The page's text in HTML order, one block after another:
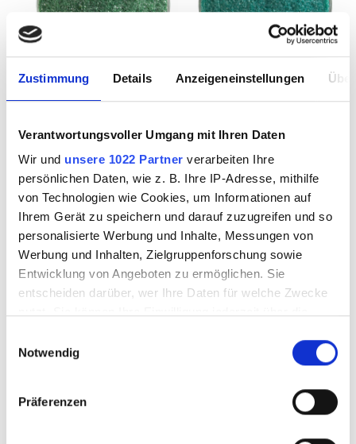
Zustimmung Details Anzeigeneinstellungen
Verantwortungsvoller Umgang mit Ihren Daten
Wir und unsere 1022 Partner verarbeiten Ihre
persönlichen Daten, wie z. B. Ihre IP-Adresse, mithilfe
von Technologien wie Cookies, um Informationen auf
Ihrem Gerät zu speichern und darauf zuzugreifen und so
personalisierte Werbung und Inhalte, Messungen von
Werbung und Inhalten, Zielgruppenforschung sowie
Entwicklung von Angeboten zu ermöglichen. Sie
entscheiden darüber, wer Ihre Daten für welche Zwecke
Trigger Symbol ändern oder widerrufen
Informationen über Ihre geografische Lage
Notwendig
Präferenzen
Bullseye Krösel 1112
VABF111201
Bullseye Krösel
VABF014401